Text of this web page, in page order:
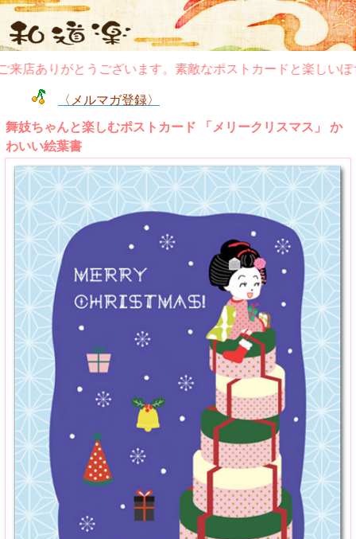
店ありがとうございます。素敵なポストカードと楽しいぽち
〈メルマガ登録〉
舞妓ちゃんと楽しむポストカード 「メリークリスマス」 か
わいい絵葉書